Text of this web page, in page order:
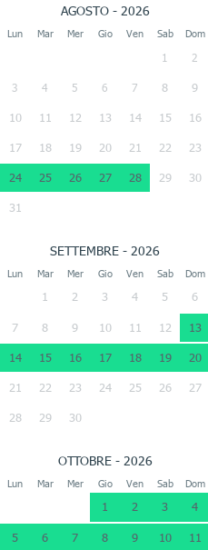
AGOSTO - 2026
Lun Mar Mer Gio Ven Sab Dom
1 2
3 4 5 6 7 8 9
10 11 12 13 14 15 16
17 18 19 20 21 22 23
24 25 26 27 28 29 30
31
SETTEMBRE - 2026
Lun Mar Mer Gio Ven Sab Dom
1 2 3 4 5 6
7 8 9 10 11 12 13
14 15 16 17 18 19 20
21 22 23 24 25 26 27
28 29 30
OTTOBRE - 2026
Lun Mar Mer Gio Ven Sab Dom
1 2 3 4
5 6 7 8 9 10 11